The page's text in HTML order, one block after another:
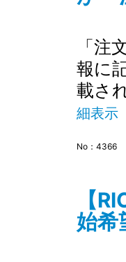
「注
報に
載さ
細表示
No：4366
【
始